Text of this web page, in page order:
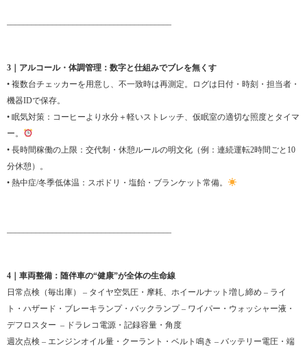
3｜アルコール・体調管理：数字と仕組みでブレを無くす
• 複数台チェッカーを用意し、不一致時は再測定。ログは日付・時刻・担当者・
機器IDで保存。
• 眠気対策：コーヒーより水分＋軽いストレッチ、仮眠室の適切な照度とタイマ
ー。
• 長時間稼働の上限：交代制・休憩ルールの明文化（例：連続運転2時間ごと10
分休憩）。
• 熱中症/冬季低体温：スポドリ・塩飴・ブランケット常備。
4｜車両整備：随伴車の“健康”が全体の生命線
日常点検（毎出庫） – タイヤ空気圧・摩耗、ホイールナット増し締め – ライ
ト・ハザード・ブレーキランプ・バックランプ – ワイパー・ウォッシャー液・
デフロスター – ドラレコ電源・記録容量・角度
週次点検 – エンジンオイル量・クーラント・ベルト鳴き – バッテリー電圧・端